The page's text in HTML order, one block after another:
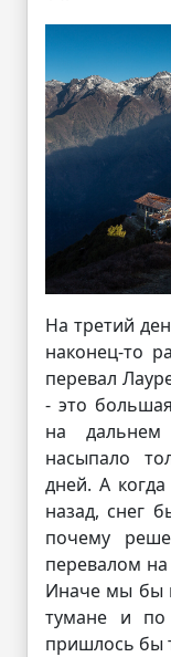
На третий
наконец-то
перевал
- это
на дальнем
насыпало
дней. А
назад, снег
почему
перевалом
Иначе мы бы
тумане и
пришлось бы